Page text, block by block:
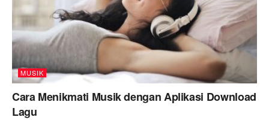
MUSIK
Cara Menikmati Musik dengan Aplikasi Download
Lagu